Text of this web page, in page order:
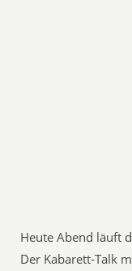
Heute Abend läuft
Der Kabarett-Talk